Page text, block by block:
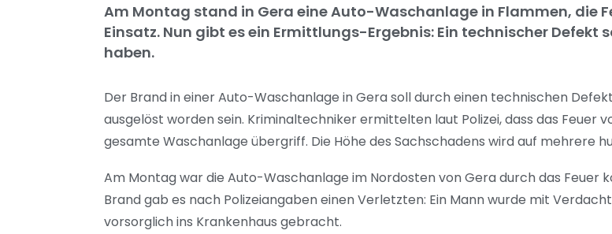
Am Montag stand in Gera eine Auto-Waschanlage in Flammen, die
Einsatz. Nun gibt es ein Ermittlungs-Ergebnis: Ein technischer Defekt
haben.
Der Brand in einer Auto-Waschanlage in Gera soll durch einen technischen
ausgelöst worden sein. Kriminaltechniker ermittelten laut Polizei, dass das Feuer
gesamte Waschanlage übergriff. Die Höhe des Sachschadens wird auf mehrere
Am Montag war die Auto-Waschanlage im Nordosten von Gera durch das Feuer
Brand gab es nach Polizeiangaben einen Verletzten: Ein Mann wurde mit
vorsorglich ins Krankenhaus gebracht.